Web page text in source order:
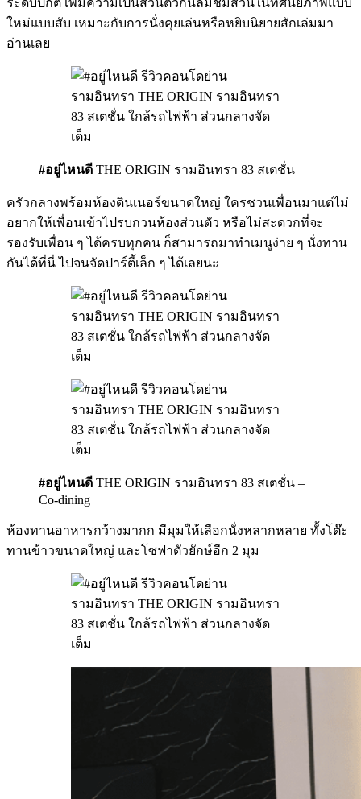
ระดับปกติ เพิ่มความเป็นส่วนตัวกินลมชมสวนในทัศนียภาพแบบ
ใหม่แบบสับ เหมาะกับการนั่งคุยเล่นหรือหยิบนิยายสักเล่มมา
อ่านเลย
#อยู่ไหนดี THE ORIGIN รามอินทรา 83 สเตชั่น
ครัวกลางพร้อมห้องดินเนอร์ขนาดใหญ่ ใครชวนเพื่อนมาแต่ไม่
อยากให้เพื่อนเข้าไปรบกวนห้องส่วนตัว หรือไม่สะดวกที่จะ
รองรับเพื่อน ๆ ได้ครบทุกคน ก็สามารถมาทำเมนูง่าย ๆ นั่งทาน
กันได้ที่นี่ ไปจนจัดปาร์ตี้เล็ก ๆ ได้เลยนะ
#อยู่ไหนดี THE ORIGIN รามอินทรา 83 สเตชั่น –
Co-dining
ห้องทานอาหารกว้างมากก มีมุมให้เลือกนั่งหลากหลาย ทั้งโต๊ะ
ทานข้าวขนาดใหญ่ และโซฟาตัวยักษ์อีก 2 มุม